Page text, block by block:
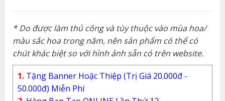
* Do được làm thủ công và tùy thuộc vào mùa hoa/
màu sắc hoa trong năm, nên sản phẩm có thể có
chút khác biệt so với hình ảnh sẵn có trên website.
1. Tặng Banner Hoặc Thiệp (Trị Giá 20.000đ -
50.000đ) Miễn Phí